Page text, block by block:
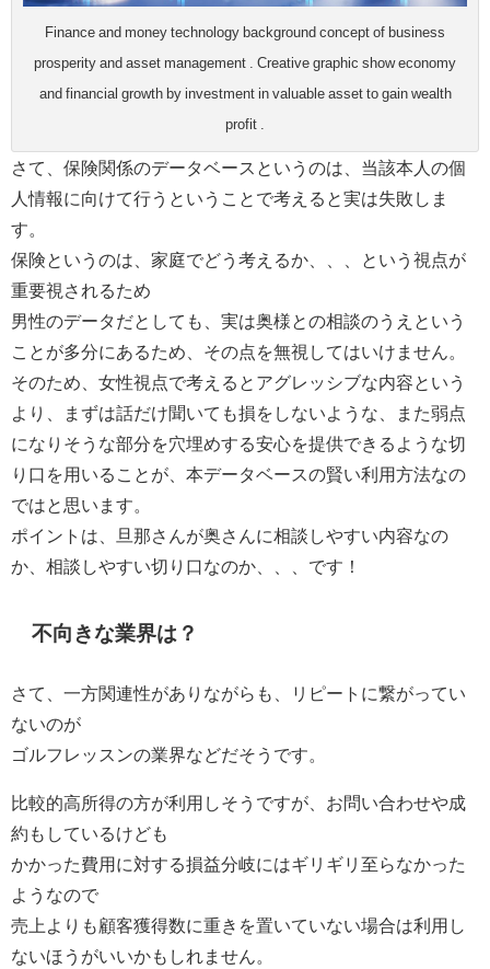
Finance and money technology background concept of business
prosperity and asset management . Creative graphic show economy
and financial growth by investment in valuable asset to gain wealth
profit .
さて、保険関係のデータベースというのは、当該本人の個
人情報に向けて行うということで考えると実は失敗しま
す。
保険というのは、家庭でどう考えるか、、、という視点が
重要視されるため
男性のデータだとしても、実は奥様との相談のうえという
ことが多分にあるため、その点を無視してはいけません。
そのため、女性視点で考えるとアグレッシブな内容という
より、まずは話だけ聞いても損をしないような、また弱点
になりそうな部分を穴埋めする安心を提供できるような切
り口を用いることが、本データベースの賢い利用方法なの
ではと思います。
ポイントは、旦那さんが奥さんに相談しやすい内容なの
か、相談しやすい切り口なのか、、、です！
不向きな業界は？
さて、一方関連性がありながらも、リピートに繋がってい
ないのが
ゴルフレッスンの業界などだそうです。
比較的高所得の方が利用しそうですが、お問い合わせや成
約もしているけども
かかった費用に対する損益分岐にはギリギリ至らなかった
ようなので
売上よりも顧客獲得数に重きを置いていない場合は利用し
ないほうがいいかもしれません。